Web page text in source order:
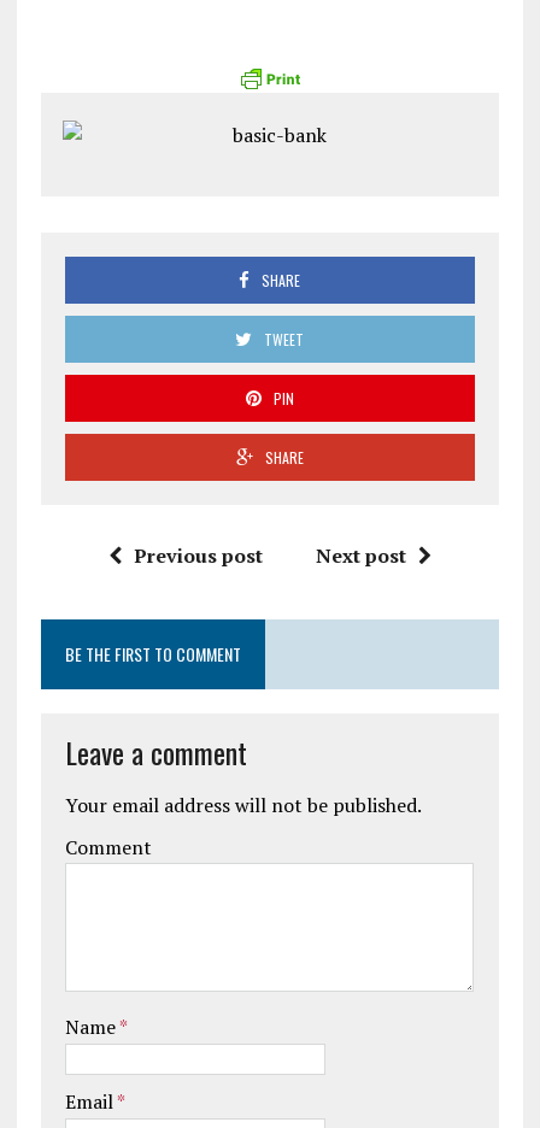
SHARE
TWEET
PIN
SHARE
Previous post Next post
BE THE FIRST TO COMMENT
Leave a comment
Your email address will not be published.
Comment
Name*
Email*